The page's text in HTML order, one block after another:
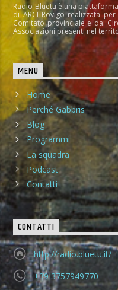
Radio Bluetu è una
di ARCI Rovigo realizzata
Comitato provinciale e dai
Associazioni presenti nel
MENU
Home
Perché Gabbris
Blog
Programmi
La squadra
Podcast
Contatti
CONTATTI
http://radio.bluetu.it/
+39 3757949770